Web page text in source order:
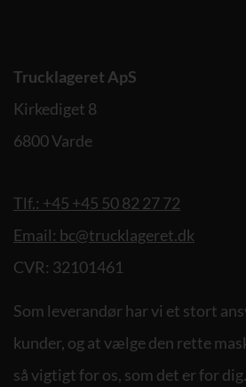
Trucklageret ApS
Kirkediget 8
6800 Varde
Tlf.: +45 +45 50 82 27 72
Email: bc@trucklageret.dk
CVR: 32101461
Som leverandør har vi et stort
kunder, og at vælge den rette
så vigtigt for os, som det er for dig.